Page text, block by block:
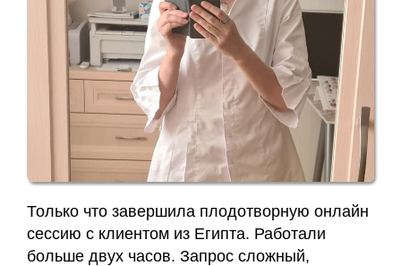
Только что завершила плодотворную онлайн
сессию с клиентом из Египта. Работали
больше двух часов. Запрос сложный,